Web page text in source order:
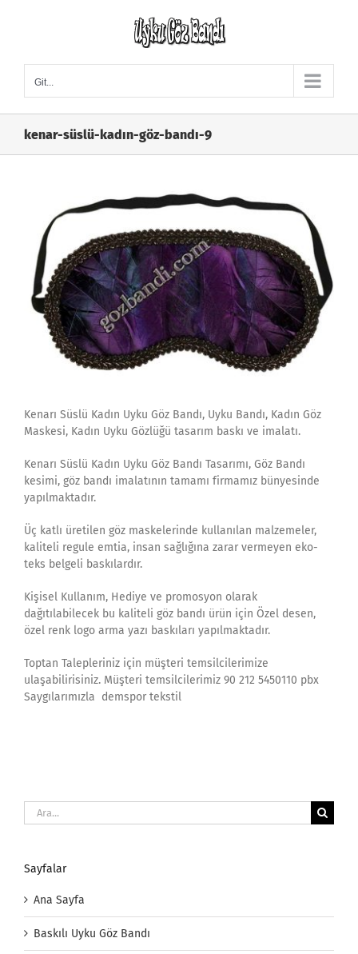
Git...
kenar-süslü-kadın-göz-bandı-9
Kenarı Süslü Kadın Uyku Göz Bandı, Uyku Bandı, Kadın Göz
Maskesi, Kadın Uyku Gözlüğü tasarım baskı ve imalatı.
Kenarı Süslü Kadın Uyku Göz Bandı Tasarımı, Göz Bandı
kesimi, göz bandı imalatının tamamı firmamız bünyesinde
yapılmaktadır.
Üç katlı üretilen göz maskelerinde kullanılan malzemeler,
kaliteli regule emtia, insan sağlığına zarar vermeyen eko-
teks belgeli baskılardır.
Kişisel Kullanım, Hediye ve promosyon olarak
dağıtılabilecek bu kaliteli göz bandı ürün için Özel desen,
özel renk logo arma yazı baskıları yapılmaktadır.
Toptan Talepleriniz için müşteri temsilcilerimize
ulaşabilirisiniz. Müşteri temsilcilerimiz 90 212 5450110 pbx
Saygılarımızla demspor tekstil
Ara:
Sayfalar
Ana Sayfa
Baskılı Uyku Göz Bandı